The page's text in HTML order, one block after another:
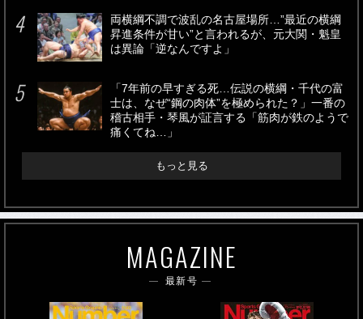
両横綱不調で波乱の名古屋場所…”最近の横綱
昇進条件が甘い”と言われるが、元大関・魁皇
は異論「逆なんですよ」
「7年前の早すぎる死…伝説の横綱・千代の富
士は、なぜ“鋼の肉体”を極められた？」一番の
稽古相手・琴風が証言する「筋肉が鉄のようで
痛くてね…」
もっと見る
MAGAZINE
最新号